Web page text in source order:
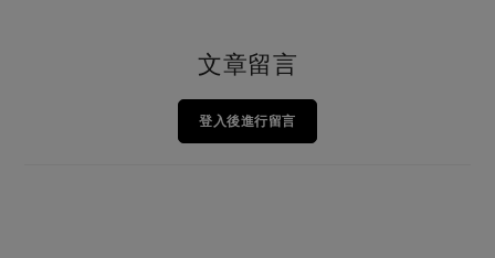
文章留言
登入後進行留言